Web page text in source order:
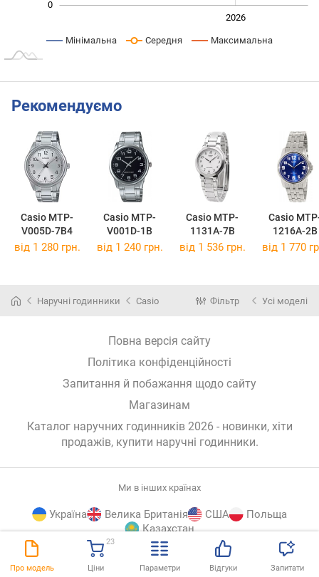
Про модель Ціни
23
Параметри Відгуки Запитати
0
2026
Мінімальна Середня Максимальна
Рекомендуємо
Casio MTP-
V005D-7B4
Casio MTP-
V001D-1B
Casio MTP-
1131A-7B
Casio
1216A-2B
від 1 280 грн. від 1 240 грн. від 1 536 грн. від 1 770
Наручні годинники Casio Фільтр Усі моделі
Повна версія сайту
Політика конфіденційності
Запитання й побажання щодо сайту
Магазинам
Каталог наручних годинників 2026 - новинки, хіти
продажів, купити наручні годинники.
Ми в інших країнах
Україна Велика Британія США
Польща
Казахстан
© E-Katalog, 2026 ВГОРУ